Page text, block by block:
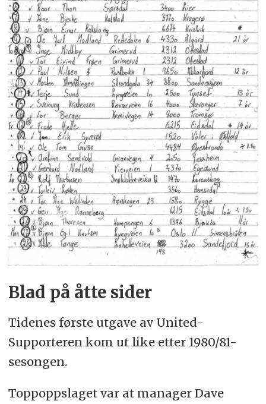
Blad på åtte sider
Tidenes første utgave av United-
Supporteren kom ut like etter 1980/81-
sesongen.
Toppoppslaget var at manager Dave